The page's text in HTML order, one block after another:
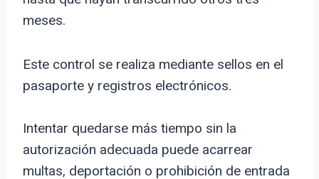
meses.
Este control se realiza mediante sellos en el
pasaporte y registros electrónicos.
Intentar quedarse más tiempo sin la
autorización adecuada puede acarrear
multas, deportación o prohibición de entrada